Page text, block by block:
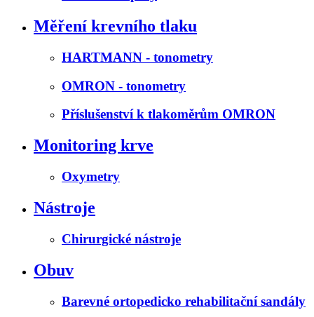
Měření krevního tlaku
HARTMANN - tonometry
OMRON - tonometry
Příslušenství k tlakoměrům OMRON
Monitoring krve
Oxymetry
Nástroje
Chirurgické nástroje
Obuv
Barevné ortopedicko rehabilitační sandály